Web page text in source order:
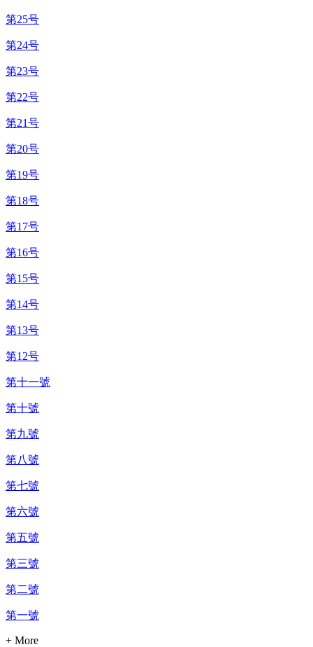
第25号
第24号
第23号
第22号
第21号
第20号
第19号
第18号
第17号
第16号
第15号
第14号
第13号
第12号
第十一號
第十號
第九號
第八號
第七號
第六號
第五號
第三號
第二號
第一號
+ More